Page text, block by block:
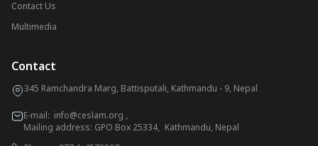
Contact Us
Multimedia
Contact
345 Ramchandra Marg, Battisputali, Kathmandu - 9, Nepal
E-mail: info@ceslam.org ,
Mailing address: GPO Box 25334, Kathmandu, Nepal